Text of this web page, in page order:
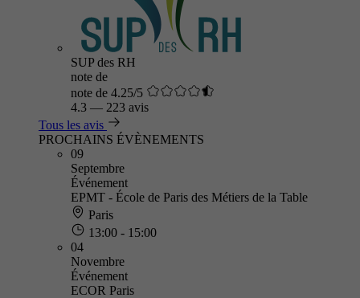
SUP des RH
note de
note de 4.25/5
4.3 — 223 avis
Tous les avis
PROCHAINS ÉVÈNEMENTS
09
Septembre
Événement
EPMT - École de Paris des Métiers de la Table
Paris
13:00 - 15:00
04
Novembre
Événement
ECOR Paris